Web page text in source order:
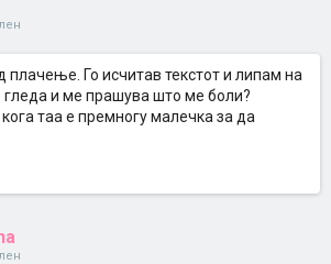
плачење. Го исчитав текстот и липам на
гледа и ме прашува што ме боли?
таа е премногу малечка за да